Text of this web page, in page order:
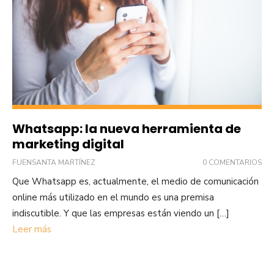
Whatsapp: la nueva herramienta de
marketing digital
FUENSANTA MARTÍNEZ 0 COMENTARIOS
Que Whatsapp es, actualmente, el medio de comunicación
online más utilizado en el mundo es una premisa
indiscutible. Y que las empresas están viendo un […]
Leer más